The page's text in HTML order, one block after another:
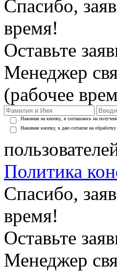
Спасибо,
время!
Оставьте
Менеджер
(рабочее
Нажимая на кнопку, я соглашаюсь на
Нажимая кнопку, я даю согласие на
Политика
Спасибо,
время!
Оставьте
Менеджер